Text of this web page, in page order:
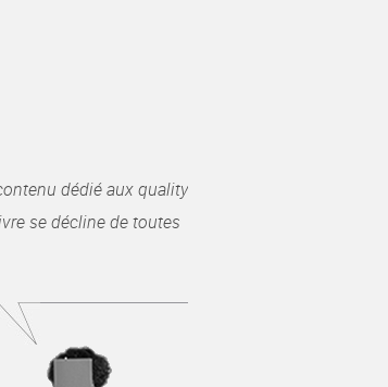
dédié aux quality
se décline de toutes